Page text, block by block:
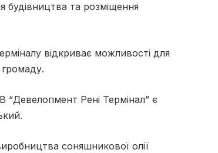
та розміщення
відкриває можливості для
громаду.
Рені Термінал” є
соняшникової олії